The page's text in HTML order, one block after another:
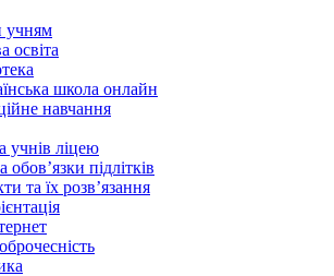
учням
освіта
школа онлайн
навчання
учнів ліцею
обов’язки підлітків
та їх розв’язання